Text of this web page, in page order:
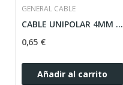
GENERAL CABLE
CABLE UNIPOLAR 4MM COLOR GRIS CONEXION H07V-K
0,65 €
Añadir al carrito